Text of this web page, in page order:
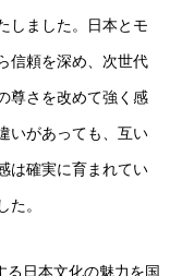
しました。日本とモ
信頼を深め、次世代
尊さを改めて強く感
いがあっても、互い
は確実に育まれてい
た。
る日本文化の魅力を国